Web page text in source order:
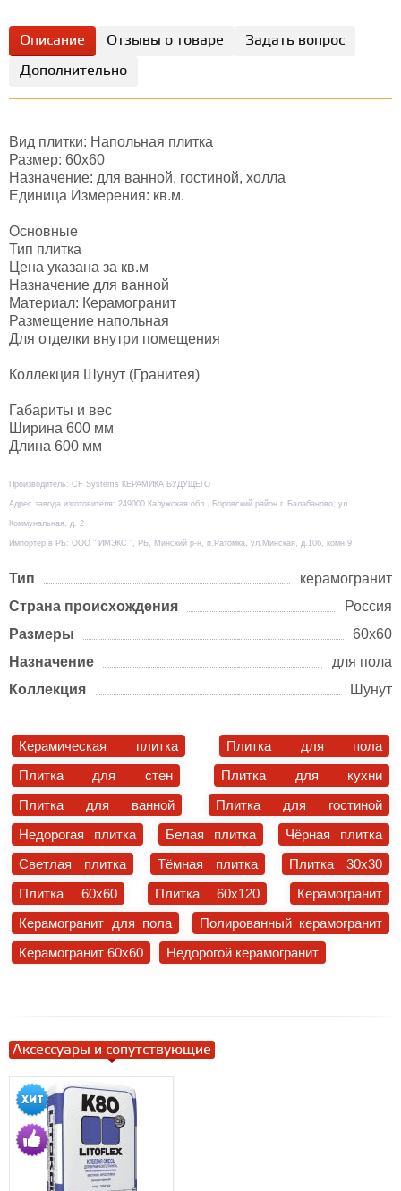
Описание Отзывы о товаре
Задать вопрос
Дополнительно
Вид плитки: Напольная плитка
Размер: 60х60
Назначение: для ванной, гостиной, холла
Единица Измерения: кв.м.
Основные
Тип плитка
Цена указана за кв.м
Назначение для ванной
Материал: Керамогранит
Размещение напольная
Для отделки внутри помещения
Коллекция Шунут (Гранитея)
Габариты и вес
Ширина 600 мм
Длина 600 мм
Производитель: CF Systems КЕРАМИКА БУДУЩЕГО
Адрес завода изготовителя: 249000 Калужская обл., Боровский район г. Балабаново, ул.
Коммунальная, д. 2
Импортер в РБ: ООО " ИМЭКС ", РБ, Минский р-н, п.Ратомка, ул.Минская, д.10б, комн.9
Тип
керамогранит
Страна происхождения
Россия
Размеры
60х60
Назначение
для пола
Коллекция
Шунут
Керамическая плитка
Плитка для пола
Плитка для стен
Плитка для кухни
Плитка для ванной
Плитка для гостиной
Недорогая плитка
Белая плитка
Чёрная плитка
Светлая плитка
Тёмная плитка
Плитка 30x30
Плитка 60x60
Плитка 60x120
Керамогранит
Керамогранит для пола
Полированный керамогранит
Керамогранит 60x60
Недорогой керамогранит
Аксессуары и сопутствующие